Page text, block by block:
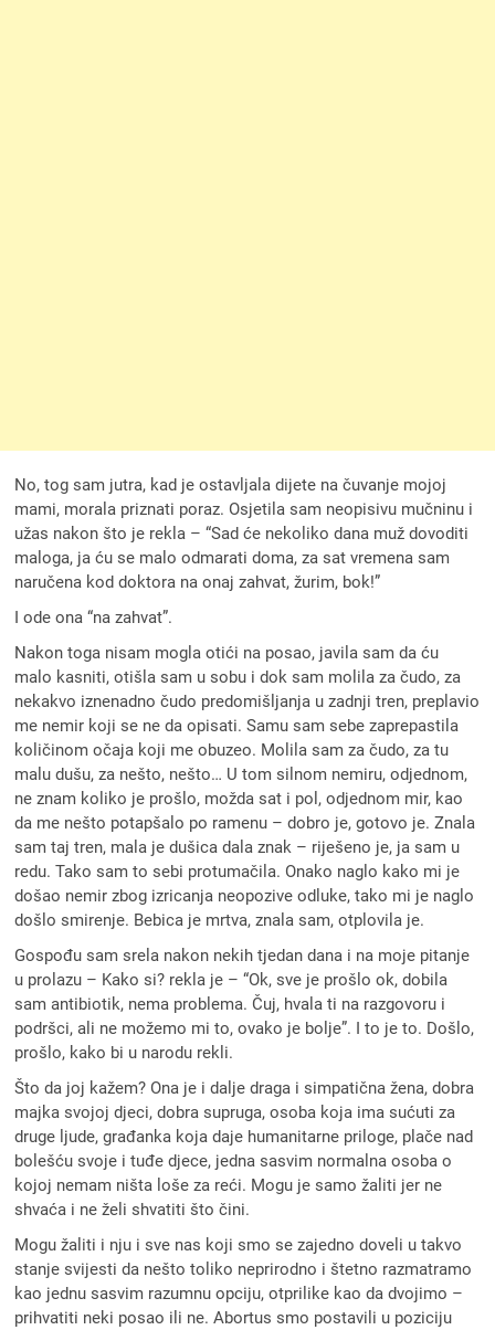
No, tog sam jutra, kad je ostavljala dijete na čuvanje mojoj
mami, morala priznati poraz. Osjetila sam neopisivu mučninu i
užas nakon što je rekla – “Sad će nekoliko dana muž dovoditi
maloga, ja ću se malo odmarati doma, za sat vremena sam
naručena kod doktora na onaj zahvat, žurim, bok!”
I ode ona “na zahvat”.
Nakon toga nisam mogla otići na posao, javila sam da ću
malo kasniti, otišla sam u sobu i dok sam molila za čudo, za
nekakvo iznenadno čudo predomišljanja u zadnji tren, preplavio
me nemir koji se ne da opisati. Samu sam sebe zaprepastila
količinom očaja koji me obuzeo. Molila sam za čudo, za tu
malu dušu, za nešto, nešto… U tom silnom nemiru, odjednom,
ne znam koliko je prošlo, možda sat i pol, odjednom mir, kao
da me nešto potapšalo po ramenu – dobro je, gotovo je. Znala
sam taj tren, mala je dušica dala znak – riješeno je, ja sam u
redu. Tako sam to sebi protumačila. Onako naglo kako mi je
došao nemir zbog izricanja neopozive odluke, tako mi je naglo
došlo smirenje. Bebica je mrtva, znala sam, otplovila je.
Gospođu sam srela nakon nekih tjedan dana i na moje pitanje
u prolazu – Kako si? rekla je – “Ok, sve je prošlo ok, dobila
sam antibiotik, nema problema. Čuj, hvala ti na razgovoru i
podršci, ali ne možemo mi to, ovako je bolje”. I to je to. Došlo,
prošlo, kako bi u narodu rekli.
Što da joj kažem? Ona je i dalje draga i simpatična žena, dobra
majka svojoj djeci, dobra supruga, osoba koja ima sućuti za
druge ljude, građanka koja daje humanitarne priloge, plače nad
bolešću svoje i tuđe djece, jedna sasvim normalna osoba o
kojoj nemam ništa loše za reći. Mogu je samo žaliti jer ne
shvaća i ne želi shvatiti što čini.
Mogu žaliti i nju i sve nas koji smo se zajedno doveli u takvo
stanje svijesti da nešto toliko neprirodno i štetno razmatramo
kao jednu sasvim razumnu opciju, otprilike kao da dvojimo –
prihvatiti neki posao ili ne. Abortus smo postavili u poziciju